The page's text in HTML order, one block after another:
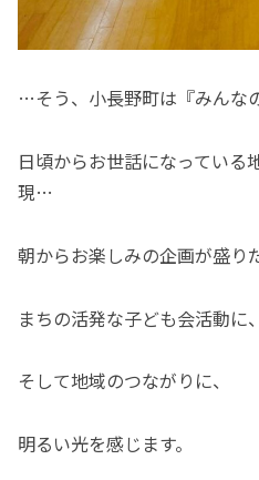
…そう、小長野町は『みんな
日頃からお世話になっている
現…
朝からお楽しみの企画が盛り
まちの活発な子ども会活動に、
そして地域のつながりに、
明るい光を感じます。